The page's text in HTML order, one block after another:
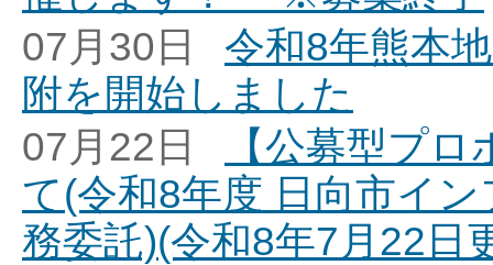
07月30日
令和8年熊本
附を開始しました
07月22日
【公募型プ
て(令和8年度 日向市イ
務委託)(令和8年7月22日